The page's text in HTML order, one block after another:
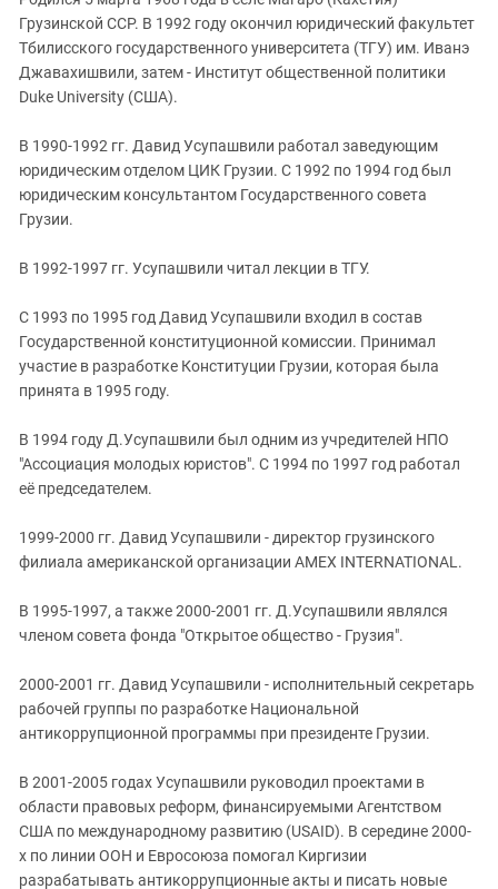
ЗАСТАВЛЯЕТ
КАВКАЗ ЗА ПАЛЕСТИНУ
ИНАКОМЫСЛИЕ В ЧЕЧНЕ
Дагестан
Ингушетия
Кабардино-Балкария
Карачаево-Черкесия
Краснодарский край
Нагорный Карабах
Российская Федерация
Северная Осетия - Алания
СКФО
Ставропольский край
Чечня
Южная Осетия
Южный Кавказ
ЮФО
Грузинской ССР. В 1992 году окончил юридический факультет
Тбилисского государственного университета (ТГУ) им. Иванэ
Джавахишвили, затем - Институт общественной политики
Duke University (США).
В 1990-1992 гг. Давид Усупашвили работал заведующим
юридическим отделом ЦИК Грузии. С 1992 по 1994 год был
юридическим консультантом Государственного совета
Грузии.
В 1992-1997 гг. Усупашвили читал лекции в ТГУ.
С 1993 по 1995 год Давид Усупашвили входил в состав
Государственной конституционной комиссии. Принимал
участие в разработке Конституции Грузии, которая была
принята в 1995 году.
В 1994 году Д.Усупашвили был одним из учредителей НПО
"Ассоциация молодых юристов". С 1994 по 1997 год работал
её председателем.
1999-2000 гг. Давид Усупашвили - директор грузинского
филиала американской организации AMEX INTERNATIONAL.
В 1995-1997, а также 2000-2001 гг. Д.Усупашвили являлся
членом совета фонда "Открытое общество - Грузия".
2000-2001 гг. Давид Усупашвили - исполнительный секретарь
рабочей группы по разработке Национальной
антикоррупционной программы при президенте Грузии.
В 2001-2005 годах Усупашвили руководил проектами в
области правовых реформ, финансируемыми Агентством
США по международному развитию (USAID). В середине 2000-
х по линии ООН и Евросоюза помогал Киргизии
разрабатывать антикоррупционные акты и писать новые